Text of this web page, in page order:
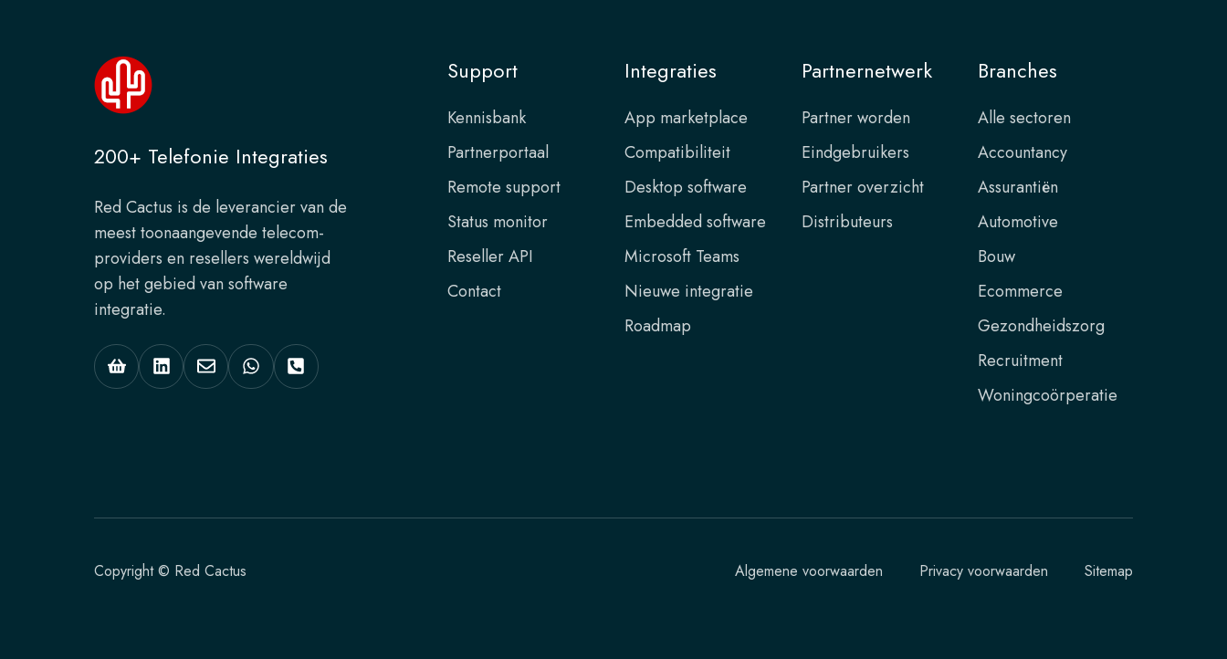
200+ Telefonie Integraties
Red Cactus is de leverancier van de
meest toonaangevende telecom-
providers en resellers wereldwijd
op het gebied van software
integratie.
Support
Kennisbank
Partnerportaal
Remote support
Status monitor
Reseller API
Contact
Integraties
App marketplace
Compatibiliteit
Desktop software
Embedded software
Microsoft Teams
Nieuwe integratie
Roadmap
Partnernetwerk
Partner worden
Eindgebruikers
Partner overzicht
Distributeurs
Branches
Alle sectoren
Accountancy
Assurantiën
Automotive
Bouw
Ecommerce
Gezondheidszorg
Recruitment
Woningcoörperatie
Copyright © Red Cactus Algemene voorwaarden Privacy voorwaarden Sitemap